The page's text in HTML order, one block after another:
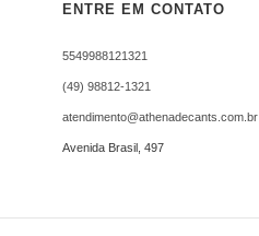
ENTRE EM CONTATO
5549988121321
(49) 98812-1321
atendimento@athenadecants.com.br
Avenida Brasil, 497